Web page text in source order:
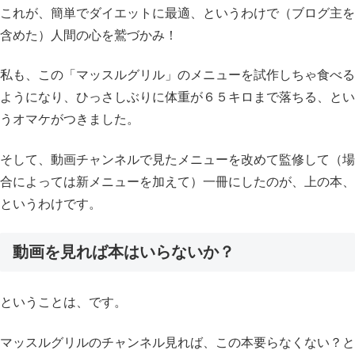
これが、簡単でダイエットに最適、というわけで（ブログ主を
含めた）人間の心を鷲づかみ！
私も、この「マッスルグリル」のメニューを試作しちゃ食べる
ようになり、ひっさしぶりに体重が６５キロまで落ちる、とい
うオマケがつきました。
そして、動画チャンネルで見たメニューを改めて監修して（場
合によっては新メニューを加えて）一冊にしたのが、上の本、
というわけです。
動画を見れば本はいらないか？
ということは、です。
マッスルグリルのチャンネル見れば、この本要らなくない？と